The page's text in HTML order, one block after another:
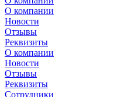
О компании
Новости
Отзывы
Реквизиты
О компании
Новости
Отзывы
Реквизиты
Сотрудники